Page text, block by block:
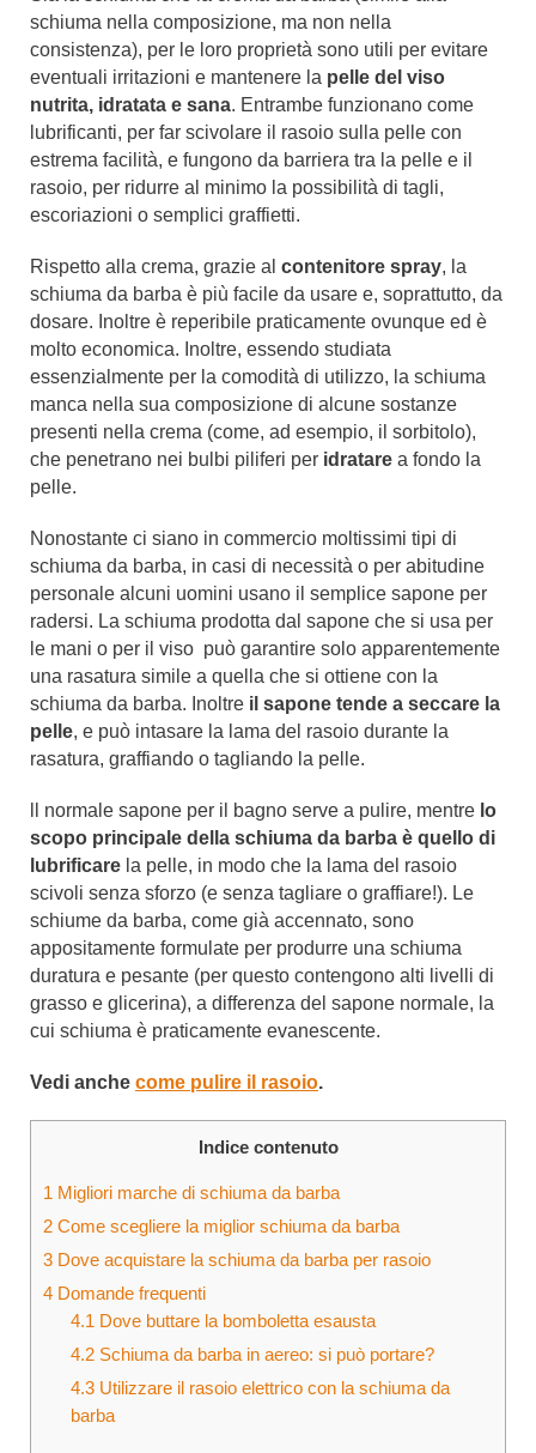
schiuma nella composizione, ma non nella
consistenza), per le loro proprietà sono utili per evitare
eventuali irritazioni e mantenere la pelle del viso
nutrita, idratata e sana. Entrambe funzionano come
lubrificanti, per far scivolare il rasoio sulla pelle con
estrema facilità, e fungono da barriera tra la pelle e il
rasoio, per ridurre al minimo la possibilità di tagli,
escoriazioni o semplici graffietti.
Rispetto alla crema, grazie al contenitore spray, la
schiuma da barba è più facile da usare e, soprattutto, da
dosare. Inoltre è reperibile praticamente ovunque ed è
molto economica. Inoltre, essendo studiata
essenzialmente per la comodità di utilizzo, la schiuma
manca nella sua composizione di alcune sostanze
presenti nella crema (come, ad esempio, il sorbitolo),
che penetrano nei bulbi piliferi per idratare a fondo la
pelle.
Nonostante ci siano in commercio moltissimi tipi di
schiuma da barba, in casi di necessità o per abitudine
personale alcuni uomini usano il semplice sapone per
radersi. La schiuma prodotta dal sapone che si usa per
le mani o per il viso può garantire solo apparentemente
una rasatura simile a quella che si ottiene con la
schiuma da barba. Inoltre il sapone tende a seccare la
pelle, e può intasare la lama del rasoio durante la
rasatura, graffiando o tagliando la pelle.
ll normale sapone per il bagno serve a pulire, mentre lo
scopo principale della schiuma da barba è quello di
lubrificare la pelle, in modo che la lama del rasoio
scivoli senza sforzo (e senza tagliare o graffiare!). Le
schiume da barba, come già accennato, sono
appositamente formulate per produrre una schiuma
duratura e pesante (per questo contengono alti livelli di
grasso e glicerina), a differenza del sapone normale, la
cui schiuma è praticamente evanescente.
Vedi anche come pulire il rasoio.
Indice contenuto
1 Migliori marche di schiuma da barba
2 Come scegliere la miglior schiuma da barba
3 Dove acquistare la schiuma da barba per rasoio
4 Domande frequenti
4.1 Dove buttare la bomboletta esausta
4.2Schiuma da barba in aereo: si può portare?
4.3Utilizzare il rasoio elettrico con la schiuma da
barba